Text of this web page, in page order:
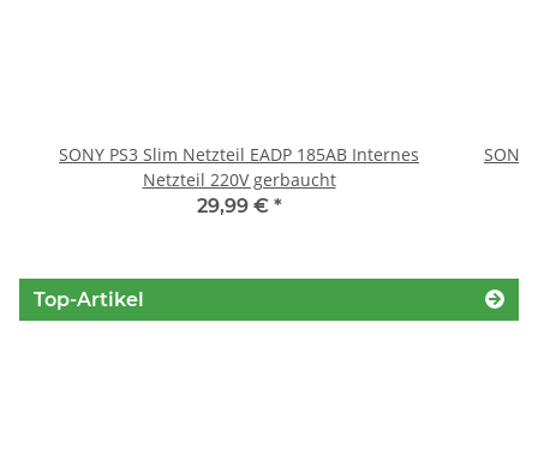
SONY PS3 Slim Netzteil EADP 185AB Internes
Netzteil 220V gerbaucht
29,99 € *
Top-Artikel